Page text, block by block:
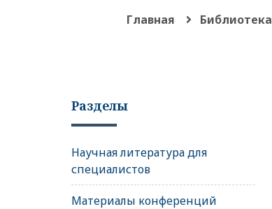
Главная Библиотека
Разделы
Научная литература для
специалистов
Материалы конференций